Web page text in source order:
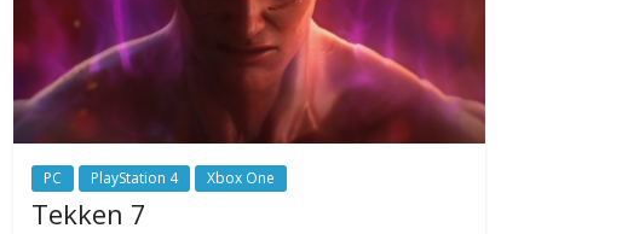
PC PlayStation 4 Xbox One
Tekken 7